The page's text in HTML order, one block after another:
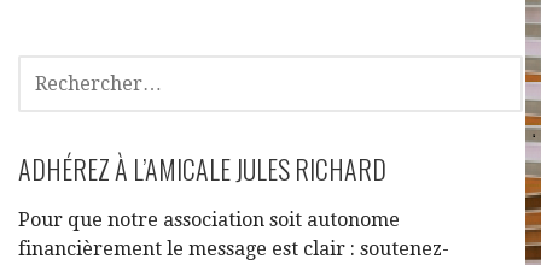
ADHÉREZ À L’AMICALE JULES RICHARD
Pour que notre association soit autonome
financièrement le message est clair : soutenez-